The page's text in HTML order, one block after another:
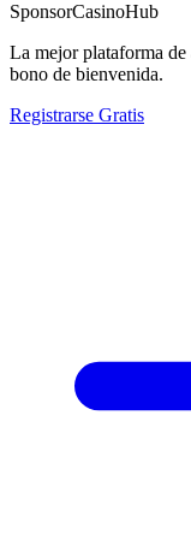
SponsorCasinoHub
La mejor plataforma de
bono de bienvenida.
Registrarse Gratis